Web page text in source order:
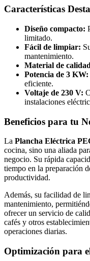
Características
Diseño compacto:
limitado.
Fácil de limpiar:
mantenimiento.
Material de
Potencia de 3 KW:
eficiente.
Voltaje de 230 V:
instalaciones
Beneficios para tu
La Plancha Eléctrica
cocina, sino una aliada
negocio. Su rápida
tiempo en la preparación
productividad.
Además, su facilidad de
mantenimiento,
ofrecer un servicio de
cafés y otros
operaciones diarias.
Optimización para